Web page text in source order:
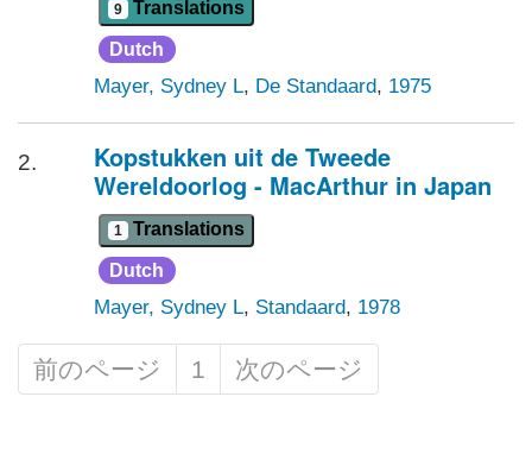
9 Translations
Dutch
Mayer, Sydney L, De Standaard, 1975
2.
Kopstukken uit de Tweede
Wereldoorlog - MacArthur in Japan
1 Translations
Dutch
Mayer, Sydney L, Standaard, 1978
前のページ 1 次のページ